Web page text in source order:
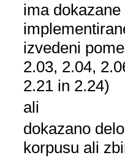
ima
izvedeni
2.03, 2.04,
2.21 in 2.24)
ali
dokazano
korpusu ali